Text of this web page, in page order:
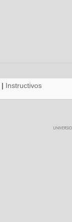
| Instructivos